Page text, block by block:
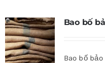
Bao bố
Bao bố